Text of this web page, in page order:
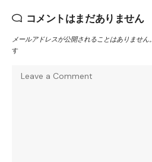
コメントはまだありません
メールアドレスが公開されることはありません。
す